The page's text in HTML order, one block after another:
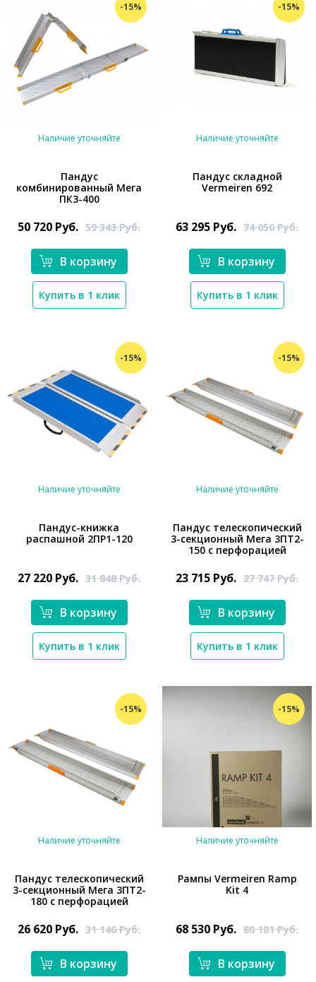
-15%
*}
Наличие уточняйте
Пандус
комбинированный Мега
ПК3-400
50 720 Руб. 59 343Руб.
В корзину
Купить в 1 клик
-15%
*}
Наличие уточняйте
Пандус складной
Vermeiren 692
63 295 Руб. 74 056Руб.
В корзину
Купить в 1 клик
-15%
Наличие уточняйте
Пандус-книжка
распашной 2ПР1-120
27 220 Руб. 31 848Руб.
В корзину
Купить в 1 клик
-15%
*}
Наличие уточняйте
Пандус телескопический
3-секционный Мега 3ПТ2-
150 с перфорацией
23 715 Руб. 27 747Руб.
В корзину
Купить в 1 клик
-15%
*}
Наличие уточняйте
Пандус телескопический
3-секционный Мега 3ПТ2-
180 с перфорацией
26 620 Руб. 31 146Руб.
В корзину
-15%
Наличие уточняйте
Рампы Vermeiren Ramp
Kit 4
68 530 Руб. 80 181Руб.
В корзину